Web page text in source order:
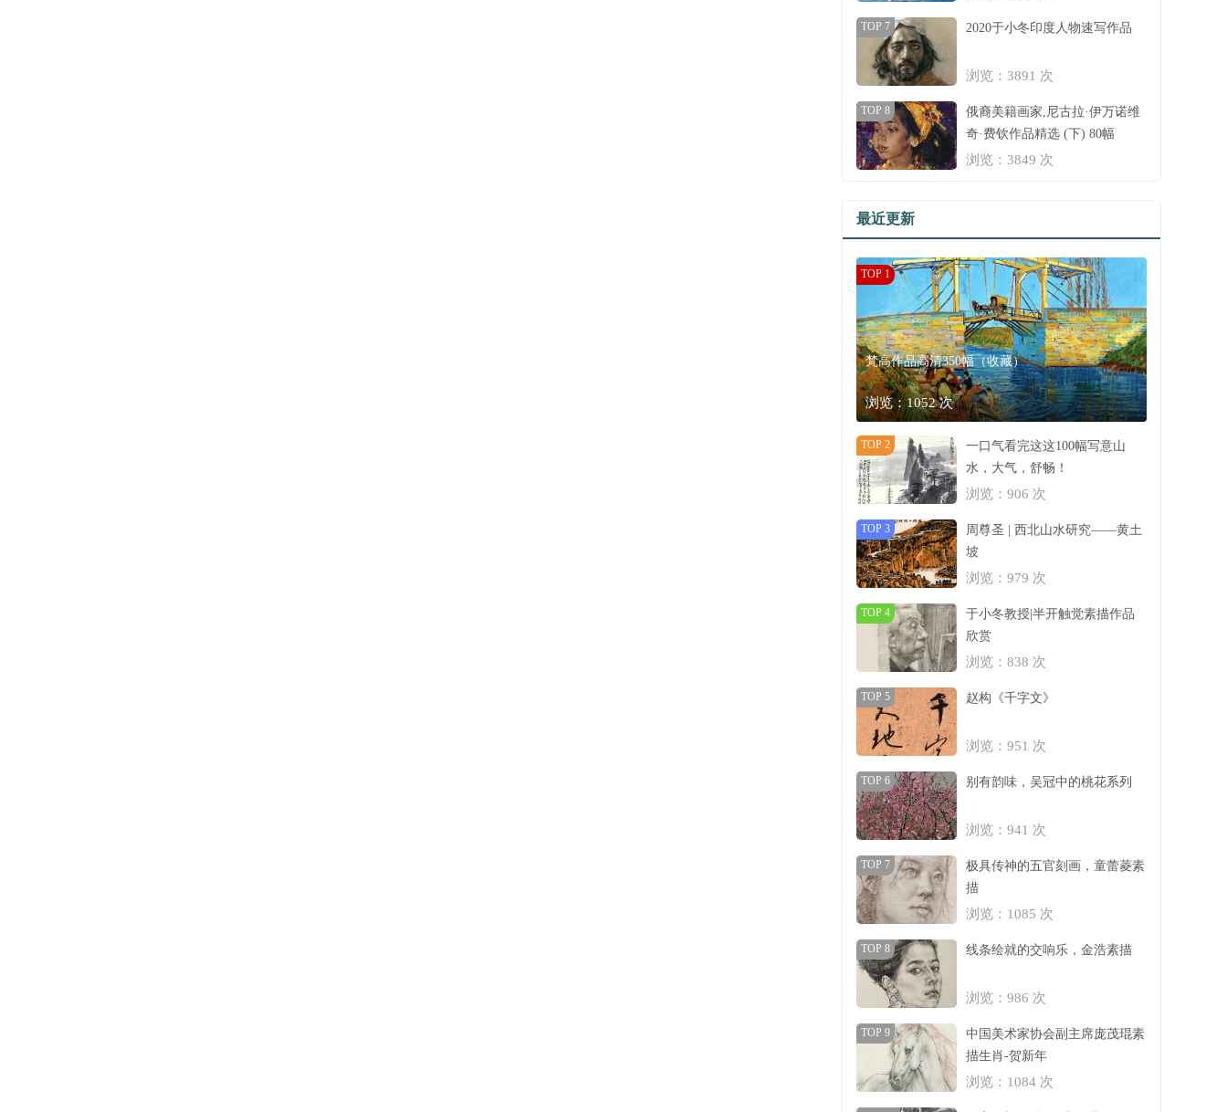
TOP 7 2020于小冬印度人物速写作品
浏览：3891 次
TOP 8
俄裔美籍画家,尼古拉·伊万诺维
奇·费钦作品精选 (下) 80幅
浏览：3849 次
最近更新
TOP 1
梵高作品高清350幅（收藏）
浏览：1052 次
TOP 2
一口气看完这这100幅写意山
水，大气，舒畅！
浏览：906 次
TOP 3
周尊圣 | 西北山水研究——黄土
坡
浏览：979 次
TOP 4
于小冬教授|半开触觉素描作品
欣赏
浏览：838 次
TOP 5 赵构《千字文》
浏览：951 次
TOP 6 别有韵味，吴冠中的桃花系列
浏览：941 次
TOP 7
极具传神的五官刻画，童蕾菱素
描
浏览：1085 次
TOP 8 线条绘就的交响乐，金浩素描
浏览：986 次
TOP 9
中国美术家协会副主席庞茂琨素
描生肖-贺新年
浏览：1084 次